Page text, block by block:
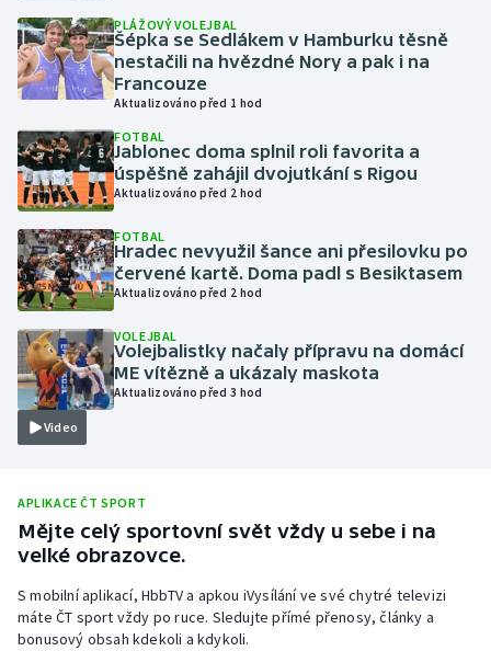
Krasobruslení
Lezení
Lyže a snowboard
Moderní pětiboj
Motorsport
Olympijské hry
Parasport
Plavání
Plážový volejbal
Ragby
Rychlobruslení
Rychlostní kanoistika
PLÁŽOVÝ VOLEJBAL
Šépka se Sedlákem v Hamburku těsně
nestačili na hvězdné Nory a pak i na
Francouze
Aktualizováno před 1 hod
FOTBAL
Jablonec doma splnil roli favorita a
úspěšně zahájil dvojutkání s Rigou
Aktualizováno před 2 hod
FOTBAL
Hradec nevyužil šance ani přesilovku po
červené kartě. Doma padl s Besiktasem
Aktualizováno před 2 hod
Video
VOLEJBAL
Volejbalistky načaly přípravu na domácí
ME vítězně a ukázaly maskota
Aktualizováno před 3 hod
APLIKACE ČT SPORT
Mějte celý sportovní svět vždy u sebe i na
velké obrazovce.
S mobilní aplikací, HbbTV a apkou iVysílání ve své chytré televizi
máte ČT sport vždy po ruce. Sledujte přímé přenosy, články a
bonusový obsah kdekoli a kdykoli.